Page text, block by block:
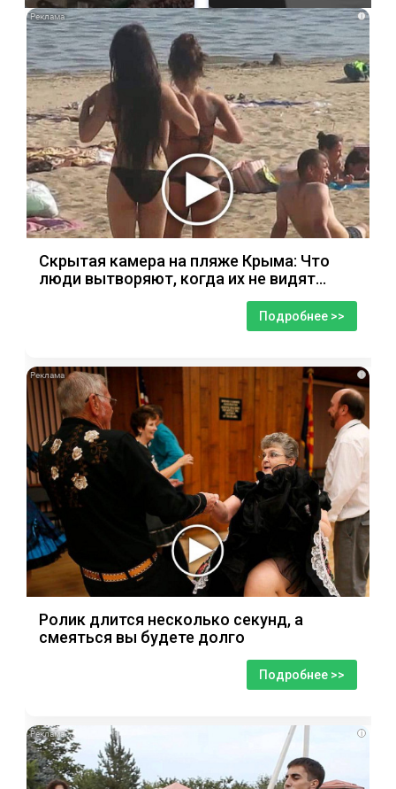
i
Скрытая камера на пляже Крыма: Что
люди вытворяют, когда их не видят...
Подробнее >>
i
Ролик длится несколько секунд, а
смеяться вы будете долго
Подробнее >>
i